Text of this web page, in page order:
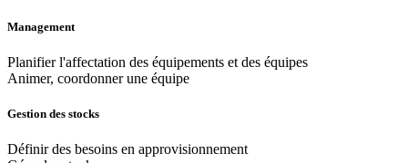
Management
Planifier l'affectation des équipements et des équipes
Animer, coordonner une équipe
Gestion des stocks
Définir des besoins en approvisionnement